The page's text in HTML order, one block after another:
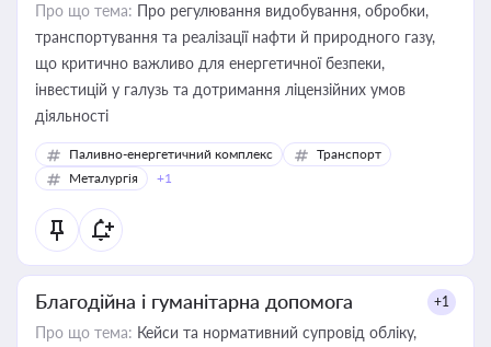
Про що тема: Про регулювання видобування, обробки,
транспортування та реалізації нафти й природного газу,
що критично важливо для енергетичної безпеки,
інвестицій у галузь та дотримання ліцензійних умов
діяльності
Паливно-енергетичний комплекс
Транспорт
Металургія
+1
Благодійна і гуманітарна допомога +1
Про що тема: Кейси та нормативний супровід обліку,